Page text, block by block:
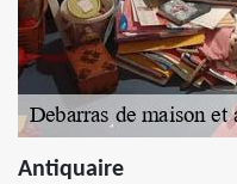
Antiquaire